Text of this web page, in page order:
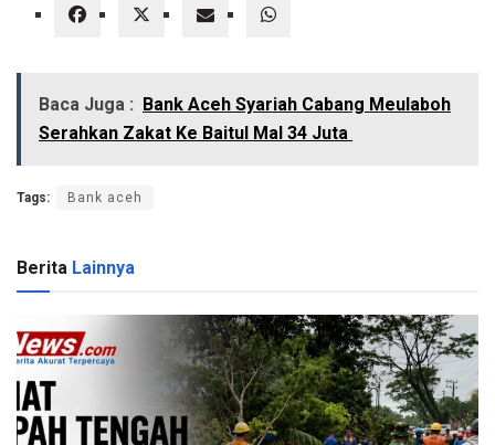
Baca Juga : Bank Aceh Syariah Cabang Meulaboh
Serahkan Zakat Ke Baitul Mal 34 Juta
Tags: Bank aceh
Berita Lainnya